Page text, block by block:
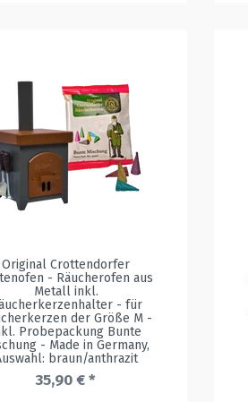
Original Crottendorfer
- Räucherofen aus
Metall inkl.
- für
der Größe M -
Probepackung Bunte
- Made in Germany,
braun/anthrazit
35,90 € *